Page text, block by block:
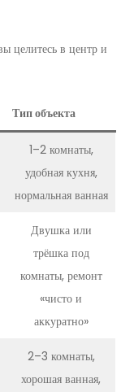
целитесь в центр и
Тип объекта
1–2 комнаты,
удобная кухня,
нормальная ванная
Двушка или
трёшка под
комнаты, ремонт
«чисто и
аккуратно»
2–3 комнаты,
хорошая ванная,